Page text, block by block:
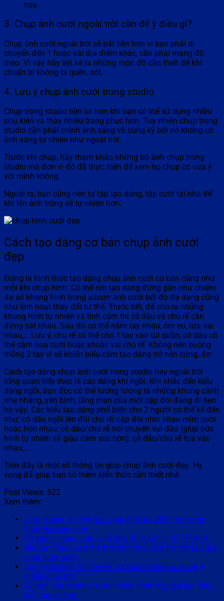
này.
3. Chụp ảnh cưới ngoài trời cần để ý điều gì?
Chụp ảnh cưới ngoài trời sẽ bất tiện hơn vì bạn phải di
chuyển đến 1 hoặc vài địa điểm khác, cần phải mang đồ
theo. Vì vậy hãy liệt kê ra những món đồ cần thiết để khi
chuẩn bị không bị quên, sót.
4. Lưu ý chụp ảnh cưới trong studio
Chụp trong studio tiện lợi hơn khi bạn có thể sử dụng nhiều
phụ kiện và thay nhiều trang phục hơn. Tuy nhiên chụp trong
studio cần phải chỉnh ánh sáng vô cùng kỹ bởi nó không có
ánh sáng tự nhiên như ngoài trời.
Trước khi chụp, hãy tham khảo những bộ ảnh chụp trong
studio mà đơn vị đó đã thực hiện để xem họ chụp có vừa ý
với mình không.
Ngoài ra, bạn cũng nên tự tập tạo dáng, tập cười tại nhà để
khi lên ảnh trông sẽ tự nhiên hơn.
Cách tạo dáng cơ bản chụp ảnh cưới
đẹp
Đứng là hình thức tạo dáng chụp ảnh cưới cơ bản cũng như
mỗi khi chụp hình. Có thể nói tạo dáng đứng gần như chiếm
đa số khung hình trong album ảnh cưới bởi độ đa dạng cũng
như linh hoạt thay đổi tư thế. Trước hết, để cho ra những
khung hình tự nhiên và tình cảm thì cô dâu và chú rể cần
đứng sát nhau. Sau đó có thể nắm tay nhau, ôm eo, tựa vai
nhau,… Lưu ý, chú rể có thể cho 1 tay vào túi quần, cô dâu có
thể cầm hoa cưới hoặc khoác vai chú rể. Không nên buông
thõng 2 tay vì sẽ khiến biểu cảm tạo dáng trở nên cứng, đơ.
Cách tạo dáng chụp ảnh cưới trong studio hay ngoài trời
tổng quan tiếp theo là các dáng khi ngồi. Khi nhắc đến kiểu
dáng ngồi, bạn đọc có thể tưởng tượng ra những khung cảnh
nhẹ nhàng, yên bình, lãng mạn của một cặp đôi đang đi hẹn
hò vậy. Các kiểu tạo dáng phổ biến cho 2 người có thể kể đến
như: cô dâu ngồi lên đùi chú rể; cặp đôi nhìn nhau mỉm cười
hoặc hôn nhau; cô dâu/chú rể nói chuyện vui đùa (giúp bức
hình tự nhiên và giàu cảm xúc hơn); cô dâu/chú rể tựa vào
nhau,….
Trên đây là một số thông tin giúp chụp ảnh cưới đẹp. Hy
vọng đã giúp bạn có thêm kiến thức cần thiết nhé.
Post Views: 522
Xem thêm:
Làm album kỉ niệm khi chụp ảnh gia đình trong các
ngày lễ trong năm
10 studio chụp hình cưới đẹp đắm say nhất TPHCM
Những màu hoa mẫu đơn làm hoa cầm tay cô dâu đẹp
nhất ngày cưới
Gợi ý điện hoa trực tuyến với loài hoa hồng mang ý
nghĩa phù hợp
Kỳ nghỉ đáng nhớ với tour chụp hình kỷ niệm gia đình
kết hợp du lịch.